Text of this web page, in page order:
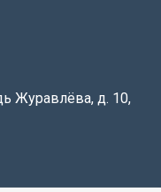
Журавлёва, д. 10,